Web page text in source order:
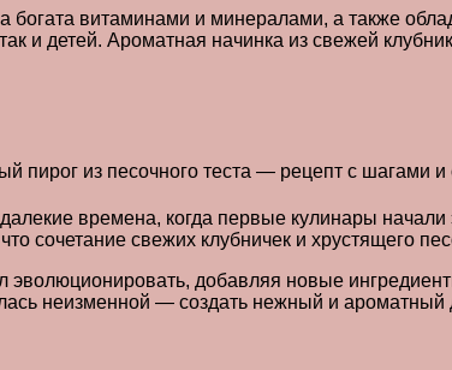
богата витаминами и минералами, а также
и детей. Ароматная начинка из свежей
времена, когда первые кулинары
сочетание свежих клубничек и хрустящего
эволюционировать, добавляя новые
неизменной — создать нежный и ароматный